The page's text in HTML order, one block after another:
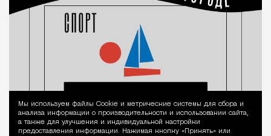
Уведомление
Мы используем файлы Сookie и метрические системы для сбора и
анализа информации о производительности и использовании сайта,
а также для улучшения и индивидуальной настройки
предоставления информации. Нажимая кнопку «Принять» или